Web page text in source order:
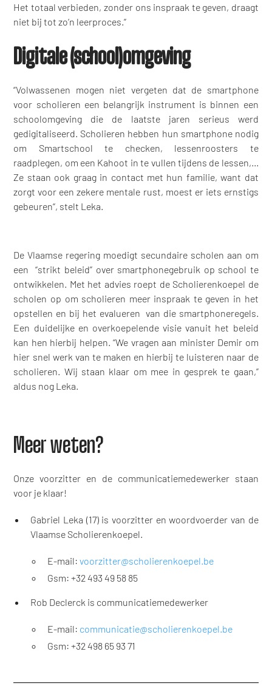
Het totaal verbieden, zonder ons inspraak te geven, draagt
niet bij tot zo’n leerproces.”
Digitale (school)omgeving
“Volwassenen mogen niet vergeten dat de smartphone
voor scholieren een belangrijk instrument is binnen een
schoolomgeving die de laatste jaren serieus werd
gedigitaliseerd. Scholieren hebben hun smartphone nodig
om Smartschool te checken, lessenroosters te
raadplegen, om een Kahoot in te vullen tijdens de lessen,...
Ze staan ook graag in contact met hun familie, want dat
zorgt voor een zekere mentale rust, moest er iets ernstigs
gebeuren“, stelt Leka.
De Vlaamse regering moedigt secundaire scholen aan om
een “strikt beleid” over smartphonegebruik op school te
ontwikkelen. Met het advies roept de Scholierenkoepel de
scholen op om scholieren meer inspraak te geven in het
opstellen en bij het evalueren van die smartphoneregels.
Een duidelijke en overkoepelende visie vanuit het beleid
kan hen hierbij helpen. “We vragen aan minister Demir om
hier snel werk van te maken en hierbij te luisteren naar de
scholieren. Wij staan klaar om mee in gesprek te gaan,”
aldus nog Leka.
Meer weten?
Onze voorzitter en de communicatiemedewerker staan
voor je klaar!
Gabriel Leka (17) is voorzitter en woordvoerder van de
Vlaamse Scholierenkoepel.
E-mail:voorzitter@scholierenkoepel.be
Gsm: +32 493 49 58 85
Rob Declerck is communicatiemedewerker
E-mail: communicatie@scholierenkoepel.be
Gsm: +32 498 65 93 71